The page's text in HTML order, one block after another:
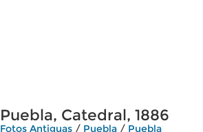
Puebla, Catedral, 1886
Fotos Antiguas / Puebla / Puebla